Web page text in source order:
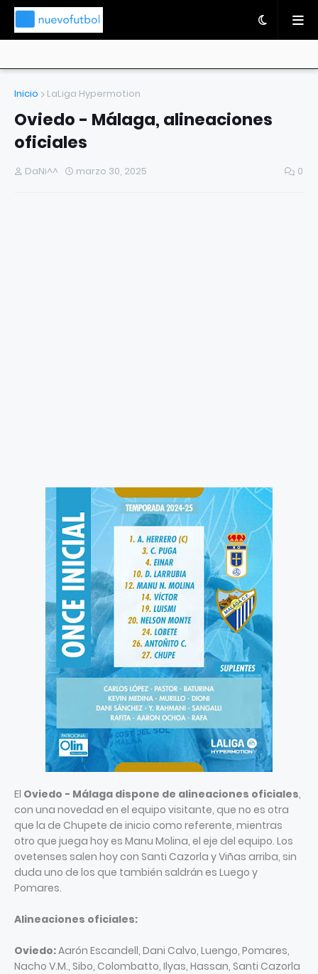
Inicio LaLiga Hypermotion
Oviedo - Málaga, alineaciones
oficiales
DaNi^^ marzo 30, 2025 0
El Oviedo - Málaga dispone de alineaciones oficiales,
con una novedad en el equipo visitante, que no es otra
que la de Chupete de inicio como referente, mientras
otro que juega hoy es Manu Molina, el eje del equipo. Los
ovetenses salen hoy con Santi Cazorla y Viñas arriba, sin
duda uno de los que también saldrán es Luego y
Pomares.
Alineaciones oficiales:
Oviedo:Aarón Escandell, Dani Calvo, Luengo, Pomares,
Nacho V.M., Sibo, Colombatto, Ilyas, Hassan, Santi Cazorla